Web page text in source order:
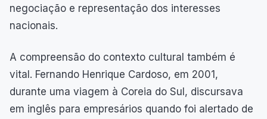
negociação e representação dos interesses
nacionais.
A compreensão do contexto cultural também é
vital. Fernando Henrique Cardoso, em 2001,
durante uma viagem à Coreia do Sul, discursava
em inglês para empresários quando foi alertado de